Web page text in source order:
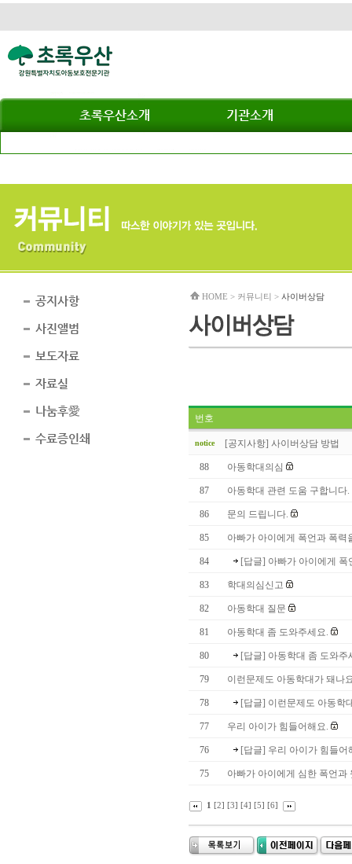
초록우산소개 기관소개
공지사항
사진앨범
보도자료
자료실
나눔후愛
수료증인쇄
HOME > 커뮤니티 > 사이버상담
번호
notice [공지사항] 사이버상담 방법
88 아동학대의심
87 아동학대 관련 도움 구합니다.
86 문의 드립니다.
85 아빠가 아이에게 폭언과 폭력
84 [답글] 아빠가 아이에게 폭
83 학대의심신고
82 아동학대 질문
81 아동학대 좀 도와주세요.
80 [답글] 아동학대 좀 도와주
79 이런문제도 아동학대가 돼나
78 [답글] 이런문제도 아동학
77 우리 아이가 힘들어해요.
76 [답글] 우리 아이가 힘들어
75 아빠가 아이에게 심한 폭언과
1 [2] [3] [4] [5] [6]